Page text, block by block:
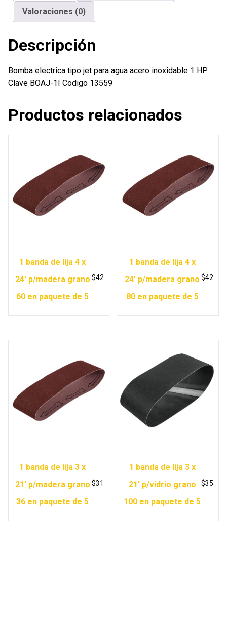
inoxidable
cantidad
Valoraciones (0)
Descripción
Bomba electrica tipo jet para agua acero inoxidable 1 HP
Clave BOAJ-1I Codigo 13559
Productos relacionados
1 banda de lija 4 x
24′ p/madera grano
60 en paquete de 5
$42
1 banda de lija 4 x
24′ p/madera grano
80 en paquete de 5
$42
1 banda de lija 3 x
21′ p/madera grano
36 en paquete de 5
$31
1 banda de lija 3 x
21′ p/vidrio grano
100 en paquete de 5
$35